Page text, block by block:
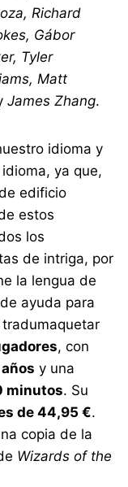
Richard
Gábor
Tyler
Matt
James Zhang.
idioma y
ya que,
edificio
estos
los
de intriga, por
la lengua de
ayuda para
, con
y una
minutos. Su
de 44,95 €.
copia de la
Wizards of the